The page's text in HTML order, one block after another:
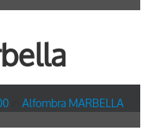
Alfombra MARBELLA